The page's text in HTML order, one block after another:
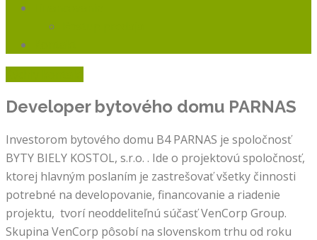
Developer bytového domu PARNAS
Investorom bytového domu B4 PARNAS je spoločnosť
BYTY BIELY KOSTOL, s.r.o. . Ide o projektovú spoločnosť,
ktorej hlavným poslaním je zastrešovať všetky činnosti
potrebné na developovanie, financovanie a riadenie
projektu, tvorí neoddeliteľnú súčasť VenCorp Group.
Skupina VenCorp pôsobí na slovenskom trhu od roku